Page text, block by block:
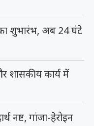
का शुभारंभ, अब 24 घंटे
शासकीय कार्य में
नष्ट, गांजा-हेरोइन